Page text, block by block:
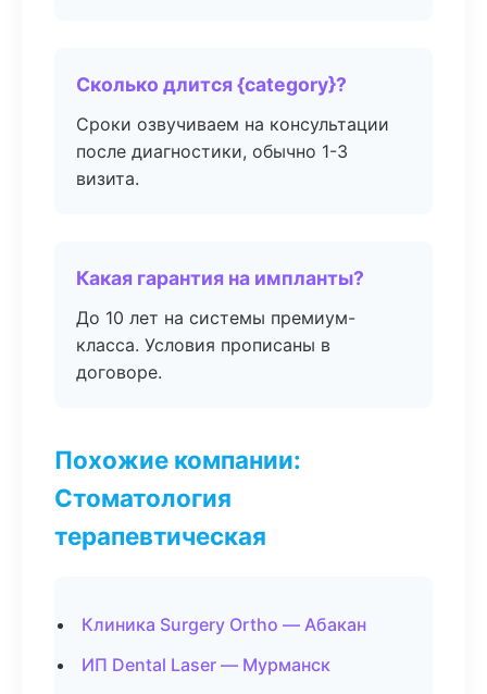
Сколько длится {category}?
Сроки озвучиваем на консультации
после диагностики, обычно 1-3
визита.
Какая гарантия на импланты?
До 10 лет на системы премиум-
класса. Условия прописаны в
договоре.
Похожие компании:
Стоматология
терапевтическая
Клиника Surgery Ortho — Абакан
ИП Dental Laser — Мурманск